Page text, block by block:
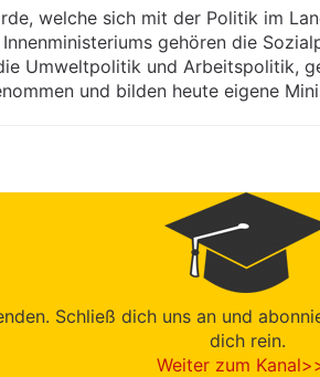
welche sich mit der Politik im
gehören die
Umweltpolitik und Arbeitspolitik,
und bilden heute eigene
Schließ dich uns an und
dich rein.
Weiter zum